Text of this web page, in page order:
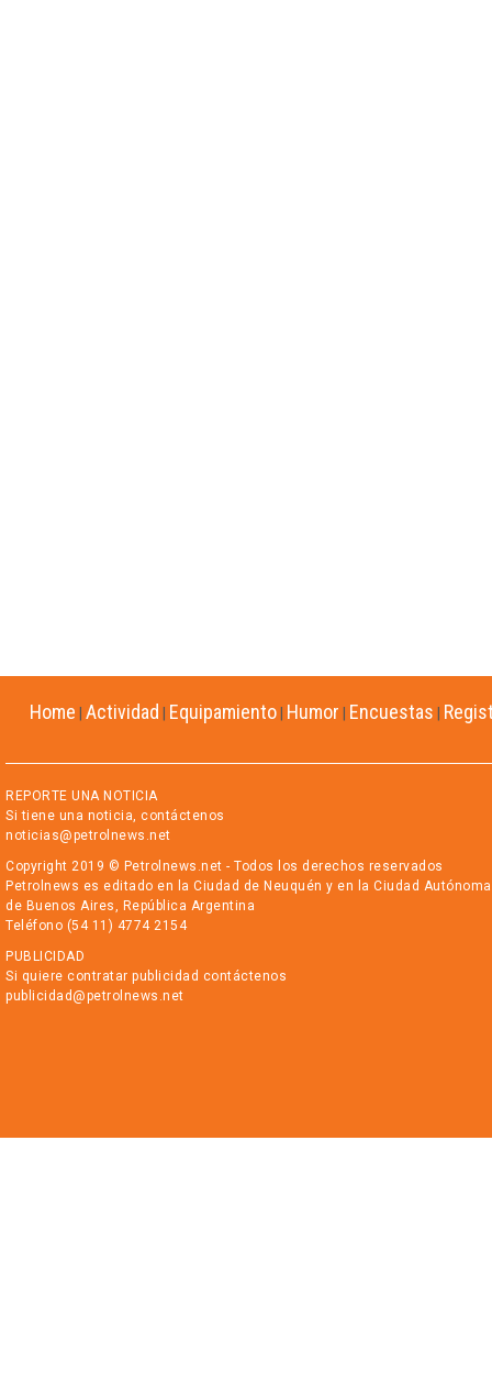
Home Actividad Equipamiento Humor Encuestas
REPORTE UNA NOTICIA
Si tiene una noticia, contáctenos
noticias@petrolnews.net
Copyright 2019 © Petrolnews.net - Todos los derechos reservados
Petrolnews es editado en la Ciudad de Neuquén y en la Ciudad Autónoma
de Buenos Aires, República Argentina
Teléfono (54 11) 4774 2154
PUBLICIDAD
Si quiere contratar publicidad contáctenos
publicidad@petrolnews.net